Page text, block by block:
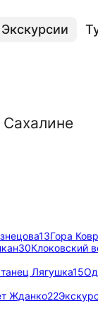
Экскурсии
13Гора
30Клоковский
Лягушка15
Жданко22